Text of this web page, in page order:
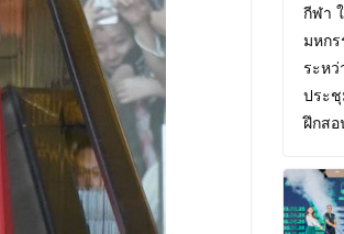
กีฬา
มหก
ระห
ประ
ฝึกส